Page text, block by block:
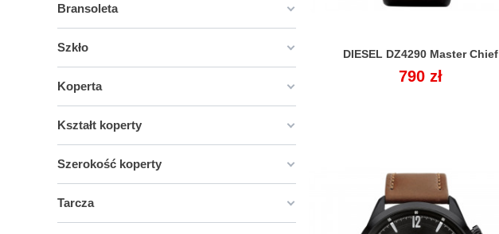
Bransoleta
Szkło
Koperta
Kształt koperty
Szerokość koperty
Tarcza
DIESEL DZ4290 Master Chief
Cena
790 zł
